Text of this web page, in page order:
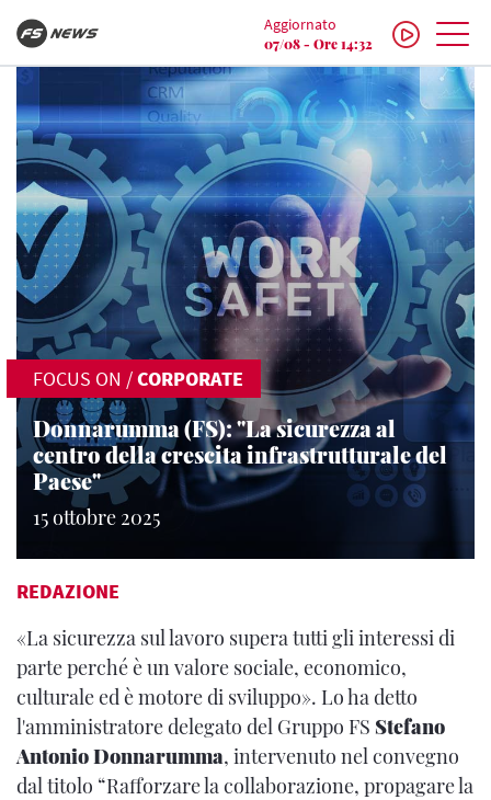
Aggiornato
07/08 - Ore 14:32
FOCUS ON /CORPORATE
Donnarumma (FS): "La sicurezza al
centro della crescita infrastrutturale del
Paese"
15 ottobre 2025
REDAZIONE
«La sicurezza sul lavoro supera tutti gli interessi di
parte perché è un valore sociale, economico,
culturale ed è motore di sviluppo». Lo ha detto
l'amministratore delegato del Gruppo FS Stefano
Antonio Donnarumma, intervenuto nel convegno
dal titolo “Rafforzare la collaborazione, propagare la